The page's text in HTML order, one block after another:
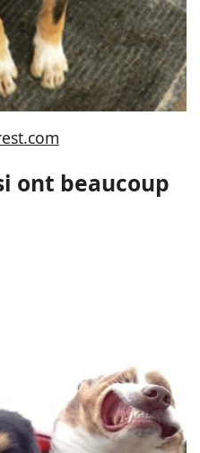
ont beaucoup